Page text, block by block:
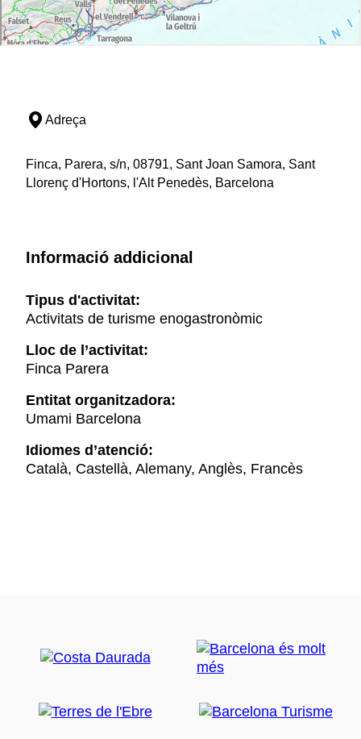
Adreça
Finca, Parera, s/n, 08791, Sant Joan Samora, Sant
Llorenç d'Hortons, l'Alt Penedès, Barcelona
Informació addicional
Tipus d'activitat:
Activitats de turisme enogastronòmic
Lloc de l’activitat:
Finca Parera
Entitat organitzadora:
Umami Barcelona
Idiomes d’atenció:
Català, Castellà, Alemany, Anglès, Francès